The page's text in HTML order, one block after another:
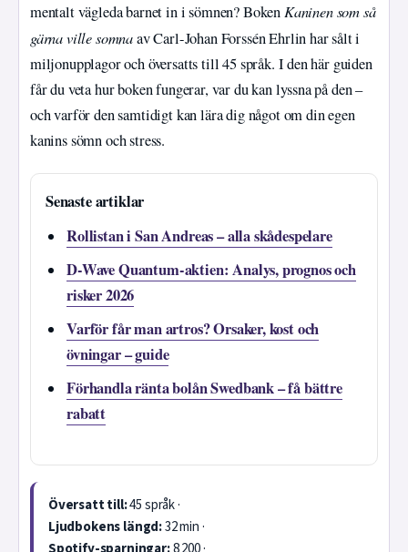
mentalt vägleda barnet in i sömnen? Boken Kaninen som så
gärna ville somnaav Carl-Johan Forssén Ehrlin har sålt i
miljonupplagor och översatts till 45 språk. I den här guiden
får du veta hur boken fungerar, var du kan lyssna på den –
och varför den samtidigt kan lära dig något om din egen
kanins sömn och stress.
Senaste artiklar
Rollistan i San Andreas – alla skådespelare
D-Wave Quantum-aktien: Analys, prognos och
risker 2026
Varför får man artros? Orsaker, kost och
övningar – guide
Förhandla ränta bolån Swedbank – få bättre
rabatt
Översatt till:45 språk ·
Ljudbokens längd:32 min ·